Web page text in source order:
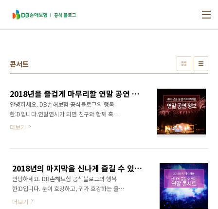
콘서트
2018년을 즐겁게 마무리할 연말 공연 정보
안녕하세요. DB손해보험 공식블로그의 행복
한:D입니다.연말연시가 되면 친구와 함께 혹은
연인과 함께 연말을 알차고 행복하게 보낼 수 있
리는 연말 공연 정보를 참고해보세요~ [뮤직페
스티벌] 더 파이널 카운트다운 2019 기간 :
2018.12.31장소 : 그랜드 인터컨티넨탈 서울 파
르나스 2018년 대미를 장식할 최고의 뮤직페스
더보기
2018년의 마지막을 신나게 즐길 수 있는 연말 콘서트
안녕하세요. DB손해보험 공식블로그의 행복
한:D입니다. 눈이 호강하고, 귀가 호강하는 올해
의 마무리를 위한 2018 연말 콘서트! 하지만 좋
더보기